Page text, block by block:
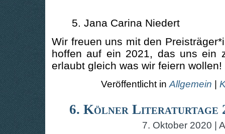
5. Jana Carina Niedert
Wir freuen uns mit den
hoffen auf ein 2021, das uns ein
erlaubt gleich was wir feiern wollen!
Veröffentlicht in Allgemein
6. Kölner Literaturtage
7. Oktober 2020 |